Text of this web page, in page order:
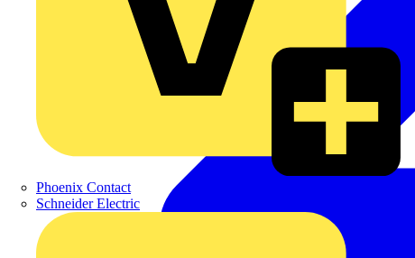
Phoenix Contact
Schneider Electric